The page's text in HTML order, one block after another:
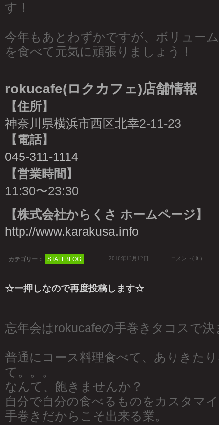
す！
今年もあとわずかですが、ボリュー
を食べて元気に頑張りましょう！
rokucafe(ロクカフェ)店舗情報
【住所】
神奈川県横浜市西区北幸2-11-23
【電話】
045-311-1114
【営業時間】
11:30〜23:30
【株式会社からくさ ホームページ】
http://www.karakusa.info
カテゴリー： STAFFBLOG 2016年12月12日 コメント( 0 ）
☆一押しなので再度投稿します☆
忘年会はrokucafeの手巻きタコスで決
普通にコース料理食べて、ありきた
て。。。
なんて、飽きませんか？
自分で自分の食べるものをカスタマ
手巻きだからこそ出来る業。